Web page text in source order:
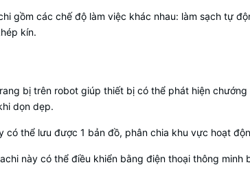
gồm các chế độ làm việc khác nhau: làm sạch tự
kín.
bị trên robot giúp thiết bị có thể phát hiện
dọn dẹp.
có thể lưu được 1 bản đồ, phân chia khu vực hoạt
này có thể điều khiển bằng điện thoại thông